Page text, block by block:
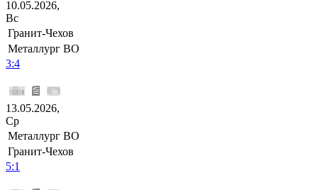
10.05.2026,
Вс
Гранит-Чехов
Металлург ВО
3:4
13.05.2026,
Ср
Металлург ВО
Гранит-Чехов
5:1